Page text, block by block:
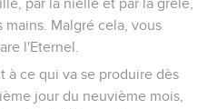
par la nielle et par la grêle,
Malgré cela, vous
l'Eternel.
à ce qui va se produire dès
jour du neuvième mois,